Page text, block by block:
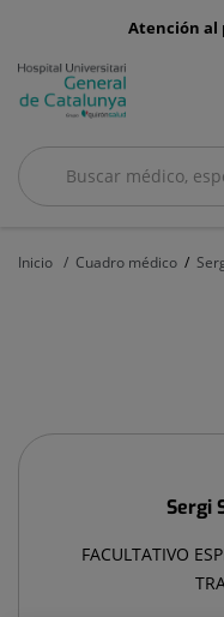
menu-
Atención al
Buscar
Buscar
Inicio Cuadro médico
Navarro
Sergi
FACULTATIVO